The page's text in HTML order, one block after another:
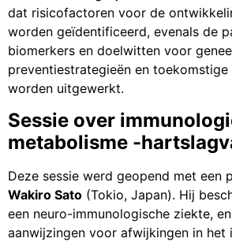
dat risicofactoren voor de
worden geïdentificeerd, evenals de
biomerkers en doelwitten voor
preventiestrategieën en toekomstige
worden uitgewerkt.
Sessie over
metabolisme -
Deze sessie werd geopend met een
Wakiro Sato (Tokio, Japan). Hij
een neuro-immunologische ziekte,
aanwijzingen voor afwijkingen in het